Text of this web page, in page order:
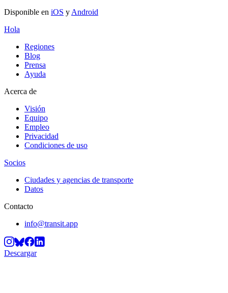
Disponible en iOS y Android
Hola
Regiones
Blog
Prensa
Ayuda
Acerca de
Visión
Equipo
Empleo
Privacidad
Condiciones de uso
Socios
Ciudades y agencias de transporte
Datos
Contacto
info@transit.app
Descargar